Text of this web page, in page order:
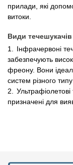
прилади, які
витоки.
Види течешукачів
Інфрачервоні
забезпечують
фреону. Вони
систем різного
призначені для
витоків у